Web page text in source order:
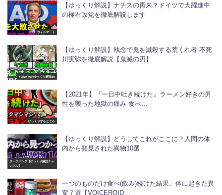
ウォルマート
【ゆっくり解説】ナチスの再来？ドイツで大躍進中
の極右政党を徹底解説します
TOMY46のゆっくり解説ch
【ゆっくり解説】執念で鬼を滅殺する荒くれ者 不死
川実弥を徹底解説【鬼滅の刃】
ゆっくりするところ
【2021年】『一日中吐き続けた』ラーメン好きの男
性を襲った地獄の痛み 食べ…
ダークパンダ【ゆっくり解説チャ
ンネル】
【ゆっくり解説】どうしてこれがここに？人間の体
内から発見された異物10選
一つのものだけ食べ(飲み)続けた結果、体に起きた異
変７選【VOICEROID…